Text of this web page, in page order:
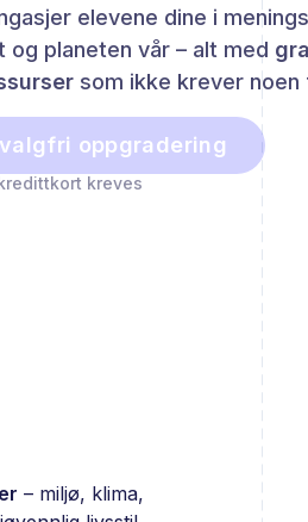
elevene dine i
planeten vår – alt med
som ikke krever
oppgradering
kreves
– miljø, klima,